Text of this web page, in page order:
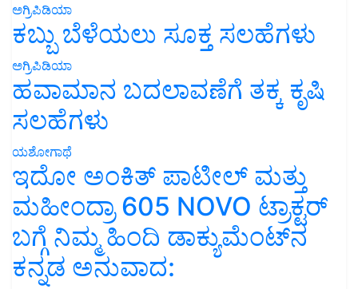
ಅಗ್ರಿಪಿಡಿಯಾ
ಕಬ್ಬು ಬೆಳೆಯಲು ಸೂಕ್ತ ಸಲಹೆಗಳು
ಅಗ್ರಿಪಿಡಿಯಾ
ಹವಾಮಾನ ಬದಲಾವಣೆಗೆ ತಕ್ಕ ಕೃಷಿ
ಸಲಹೆಗಳು
ಯಶೋಗಾಥೆ
ಇದೋ ಅಂಕಿತ್ ಪಾಟೀಲ್ ಮತ್ತು
ಮಹೀಂದ್ರಾ 605 NOVO ಟ್ರಾಕ್ಟರ್
ಬಗ್ಗೆ ನಿಮ್ಮ ಹಿಂದಿ ಡಾಕ್ಯುಮೆಂಟ್‌ನ
ಕನ್ನಡ ಅನುವಾದ: